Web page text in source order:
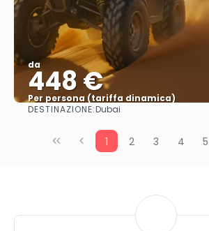
da
448 €
Per persona (tariffa dinamica)
DESTINAZIONE:Dubai
1 2 3 4 5